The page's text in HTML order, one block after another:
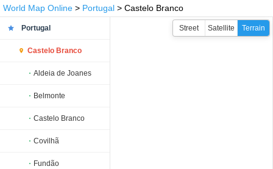
World Map Online > Portugal > Castelo Branco
Portugal
Castelo Branco
Aldeia de Joanes
Belmonte
Castelo Branco
Covilhã
Fundão
Street Satellite Terrain